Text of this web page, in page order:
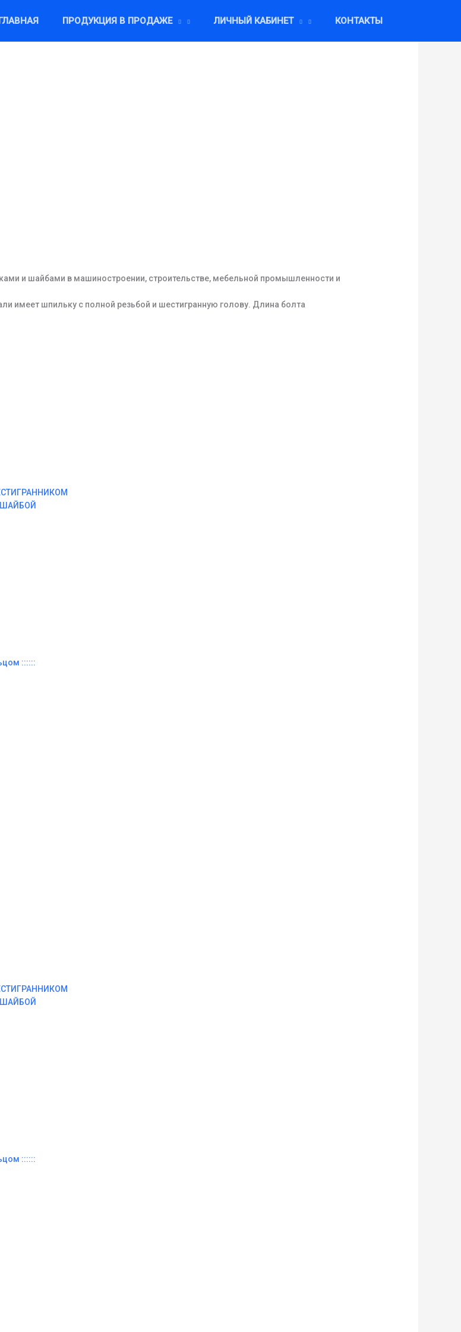
ПРОДУКЦИЯ В ПРОДАЖЕ ЛИЧНЫЙ КАБИНЕТ КОНТАКТЫ
и шайбами в машиностроении, строительстве, мебельной промышленности и
имеет шпильку с полной резьбой и шестигранную голову. Длина болта
::::::
::::::